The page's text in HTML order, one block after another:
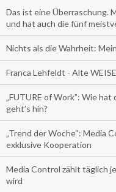
Das ist eine Überraschung.
und hat auch die fünf
Nichts als die Wahrheit:
Franca Lehfeldt - Alte
„FUTURE of Work”: Wie
geht’s hin?
„Trend der Woche“: Media
exklusive Kooperation
Media Control zählt täglich
wird